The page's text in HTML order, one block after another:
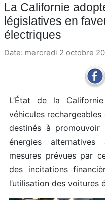
La Californie
législatives en
électriques
Date: mercredi 2 octobre
L’État de la
véhicules
destinés à
énergies
mesures prévues par
des incitations
l’utilisation des voitures